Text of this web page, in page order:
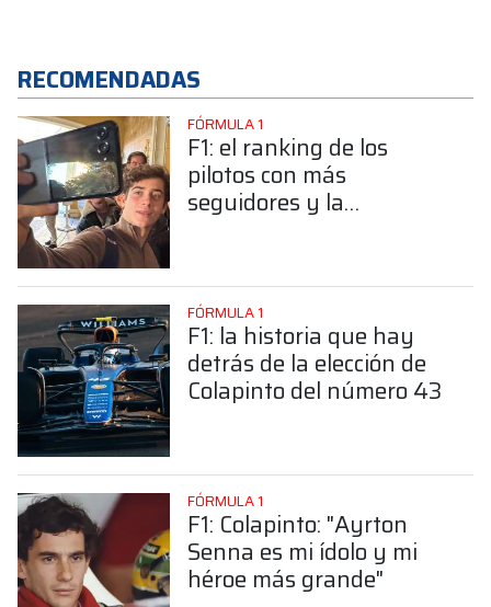
RECOMENDADAS
FÓRMULA 1
F1: el ranking de los
pilotos con más
seguidores y la
FÓRMULA 1
F1: la historia que hay
detrás de la elección de
Colapinto del número 43
FÓRMULA 1
F1: Colapinto: "Ayrton
Senna es mi ídolo y mi
héroe más grande"